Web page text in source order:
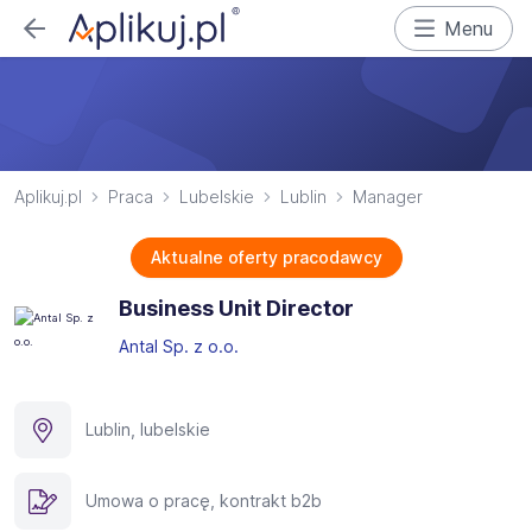
Menu
Aplikuj.pl Praca Lubelskie Lublin Manager
Aktualne oferty pracodawcy
Business Unit Director
Antal Sp. z o.o.
Lublin, lubelskie
Umowa o pracę, kontrakt b2b